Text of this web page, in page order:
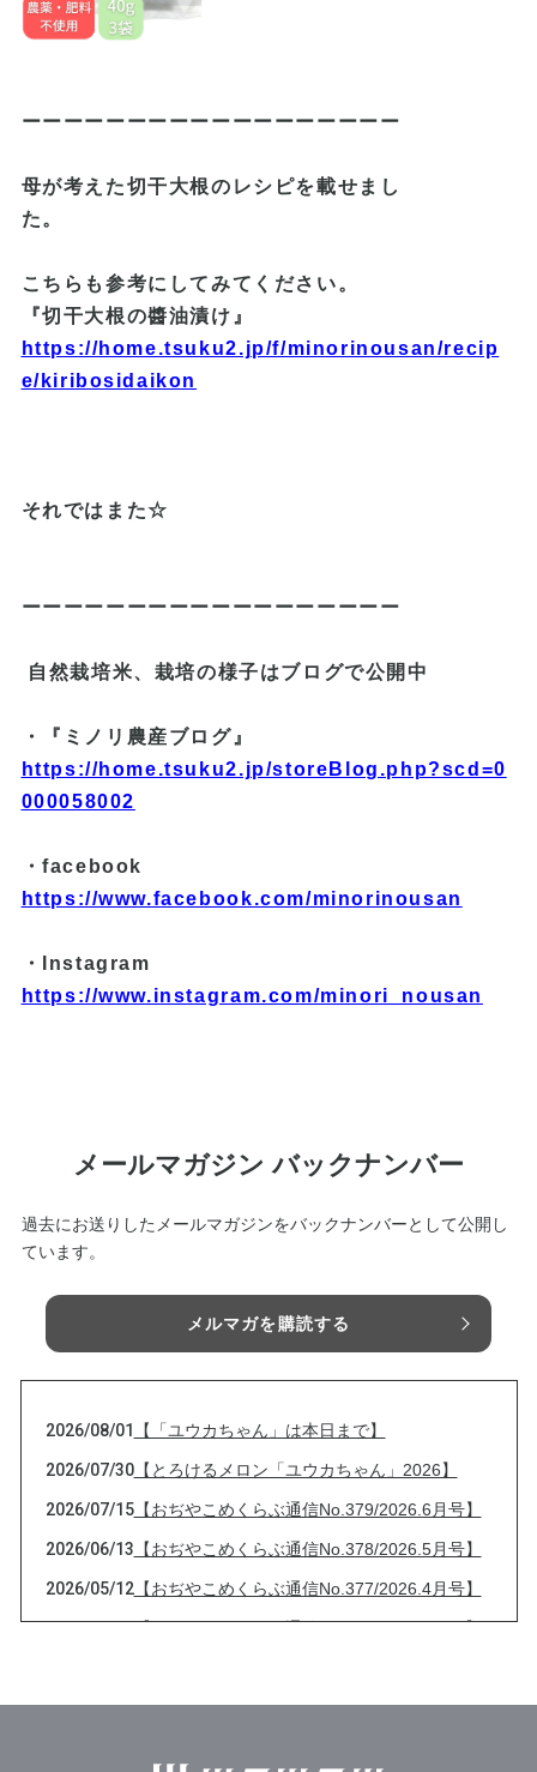
ーーーーーーーーーーーーーーーーーー
母が考えた切干大根のレシピを載せまし
た。
こちらも参考にしてみてください。
『切干大根の醬油漬け』
https://home.tsuku2.jp/f/minorinousan/recip
e/kiribosidaikon
それではまた☆
ーーーーーーーーーーーーーーーーーー
自然栽培米、栽培の様子はブログで公開中
・『ミノリ農産ブログ』
https://home.tsuku2.jp/storeBlog.php?scd=0
000058002
・facebook
https://www.facebook.com/minorinousan
・Instagram
https://www.instagram.com/minori_nousan
メールマガジン バックナンバー
過去にお送りしたメールマガジンをバックナンバーとして公開し
ています。
メルマガを購読する
2026/08/01 【「ユウカちゃん」は本日まで】
2026/07/30【とろけるメロン「ユウカちゃん」2026】
2026/07/15【おぢやこめくらぶ通信No.379/2026.6月号】
2026/06/13 【おぢやこめくらぶ通信No.378/2026.5月号】
2026/05/12【おぢやこめくらぶ通信No.377/2026.4月号】
2026/04/13【おぢやこめくらぶ通信No.376/2026.3月号】
2026/02/08大雪と【おぢやこめくらぶ通信No.374/2026.1